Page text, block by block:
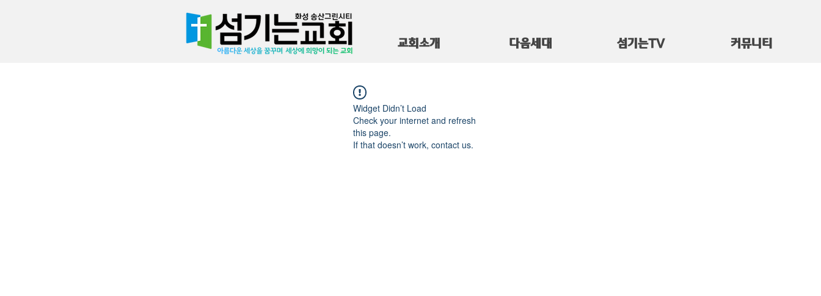
교회소개 다음세대 섬기는TV 커뮤니티
Widget Didn’t Load
Check your internet and refresh
this page.
If that doesn’t work, contact us.